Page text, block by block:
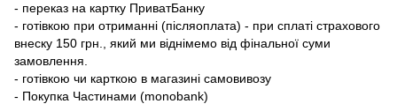
- переказ на картку ПриватБанку
- готівкою при отриманні (післяоплата) - при сплаті страхового
внеску 150 грн., який ми віднімемо від фінальної суми
замовлення.
- готівкою чи карткою в магазині самовивозу
- Покупка Частинами (monobank)